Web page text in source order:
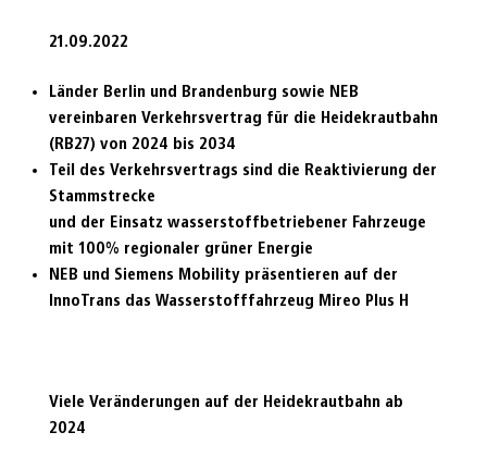
21.09.2022
Länder Berlin und Brandenburg sowie NEB
vereinbaren Verkehrsvertrag für die Heidekrautbahn
(RB27) von 2024 bis 2034
Teil des Verkehrsvertrags sind die Reaktivierung der
Stammstrecke
und der Einsatz wasserstoffbetriebener Fahrzeuge
mit 100% regionaler grüner Energie
NEB und Siemens Mobility präsentieren auf der
InnoTrans das Wasserstofffahrzeug Mireo Plus H
Viele Veränderungen auf der Heidekrautbahn ab
2024